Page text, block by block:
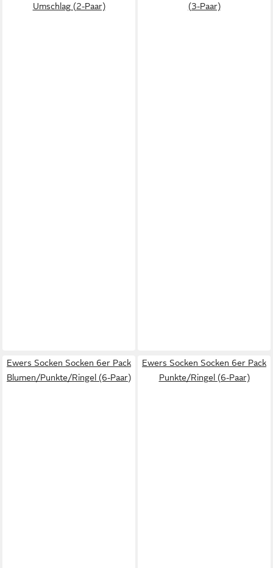
Umschlag (2-Paar)
(3-Paar)
Ewers Socken Socken 6er Pack
Blumen/Punkte/Ringel (6-Paar)
Ewers Socken Socken 6er Pack
Punkte/Ringel (6-Paar)